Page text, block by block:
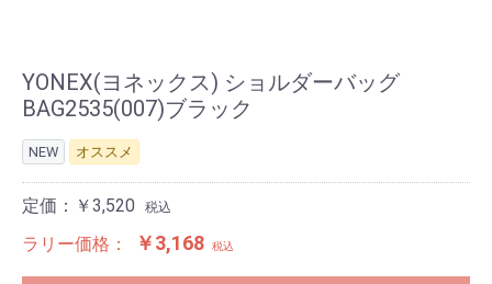
YONEX(ヨネックス) ショルダーバッグ
BAG2535(007)ブラック
NEW オススメ
定価：￥3,520 税込
ラリー価格： ￥3,168 税込